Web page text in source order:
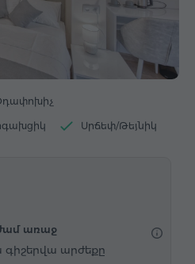
Սրճեփ/Թեյնիկ
առաջ
արժեքը